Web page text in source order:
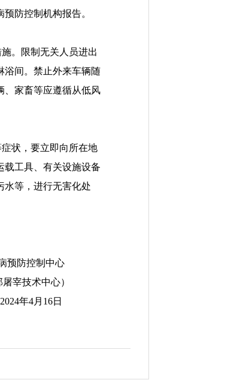
防控制机构报告。
。
限制无关人员进出
浴间 。 禁止外来车辆随
、家畜等应遵循从低风
症状，要立即向所在地
载工具、有关设施设备
水等，进行无害化处
中心
心）
年4月 16日